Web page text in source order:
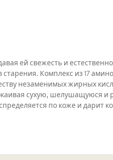
ей свежесть и
Комплекс из 17
незаменимых жирных
сухую, шелушащуюся и
по коже и дарит